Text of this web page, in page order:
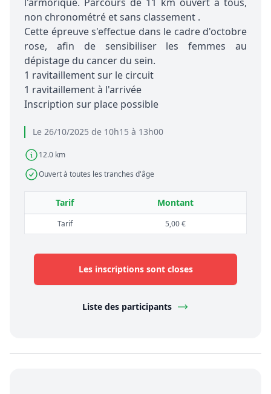
Le 26/10/2025 de 10h15 à 13h00
12.0 km
Ouvert à toutes les tranches d'âge
non chronométré et sans classement .
Cette épreuve s'effectue dans le cadre d'octobre
rose, afin de sensibiliser les femmes au
dépistage du cancer du sein.
1 ravitaillement sur le circuit
1 ravitaillement à l'arrivée
Inscription sur place possible
Tarif Montant
Tarif 5,00 €
Les inscriptions sont closes
Liste des participants